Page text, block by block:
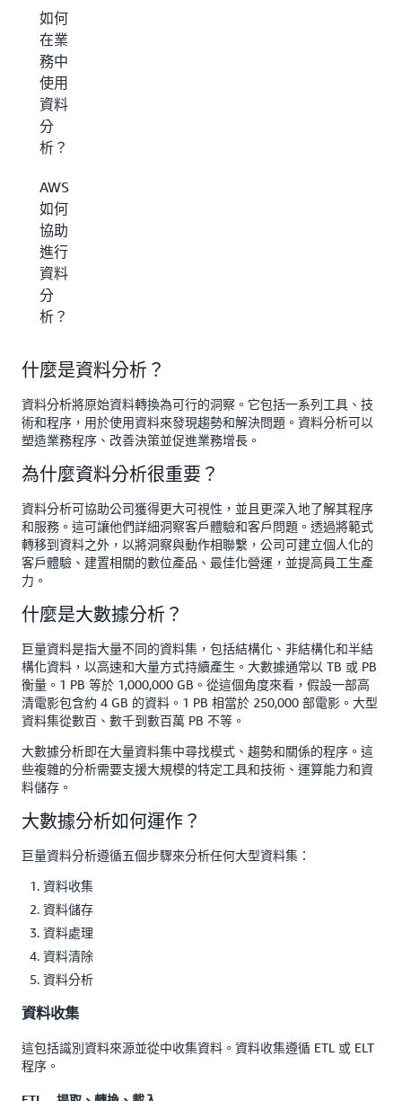
如何
在業
務中
使用
資料
分
析？
AWS
如何
協助
進行
資料
分
析？
什麼是資料分析？
資料分析將原始資料轉換為可行的洞察。它包括一系列工具、技
術和程序，用於使用資料來發現趨勢和解決問題。資料分析可以
塑造業務程序、改善決策並促進業務增長。
為什麼資料分析很重要？
資料分析可協助公司獲得更大可視性，並且更深入地了解其程序
和服務。這可讓他們詳細洞察客戶體驗和客戶問題。透過將範式
轉移到資料之外，以將洞察與動作相聯繫，公司可建立個人化的
客戶體驗、建置相關的數位產品、最佳化營運，並提高員工生產
力。
什麼是大數據分析？
巨量資料是指大量不同的資料集，包括結構化、非結構化和半結
構化資料，以高速和大量方式持續產生。大數據通常以 TB 或 PB
衡量。1 PB 等於 1,000,000 GB。從這個角度來看，假設一部高
清電影包含約 4 GB 的資料。1 PB 相當於 250,000 部電影。大型
資料集從數百、數千到數百萬 PB 不等。
大數據分析即在大量資料集中尋找模式、趨勢和關係的程序。這
些複雜的分析需要支援大規模的特定工具和技術、運算能力和資
料儲存。
大數據分析如何運作？
巨量資料分析遵循五個步驟來分析任何大型資料集：
資料收集
資料儲存
資料處理
資料清除
資料分析
資料收集
這包括識別資料來源並從中收集資料。資料收集遵循 ETL 或 ELT
程序。